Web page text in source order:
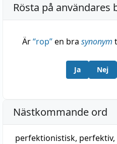
Rösta på användares
Är“rop”en bra synonym
Ja Nej
Nästkommande ord
perfektionistisk, perfektiv,